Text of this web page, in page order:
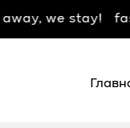
we stay!